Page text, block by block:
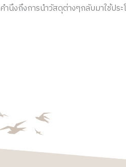
นึงถึงการนำวัสดุต่างๆกลับมาใช้ป